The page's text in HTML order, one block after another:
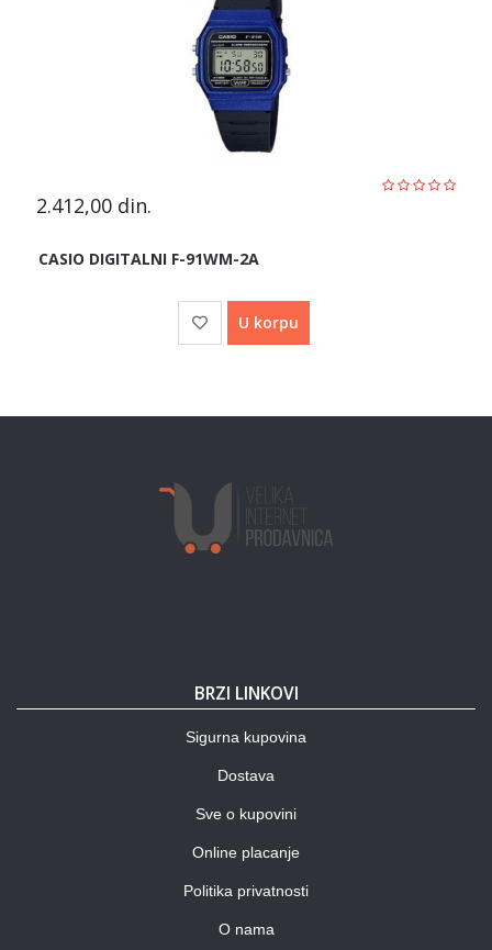
2.412,00 din.
CASIO DIGITALNI F-91WM-2A
U korpu
BRZI LINKOVI
Sigurna kupovina
Dostava
Sve o kupovini
Online placanje
Politika privatnosti
O nama